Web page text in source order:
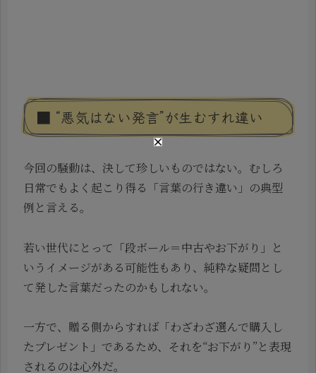
■ “悪気はない発言”が生むすれ違い
今回の騒動は、決して珍しいものではない。むしろ
日常でもよく起こり得る「言葉の行き違い」の典型
例と言える。
若い世代にとって「段ボール＝中古やお下がり」と
いうイメージがある可能性もあり、純粋な疑問とし
て発した言葉だったのかもしれない。
一方で、贈る側からすれば「わざわざ選んで購入し
たプレゼント」であるため、それを“お下がり”と表現
されるのは心外だ。